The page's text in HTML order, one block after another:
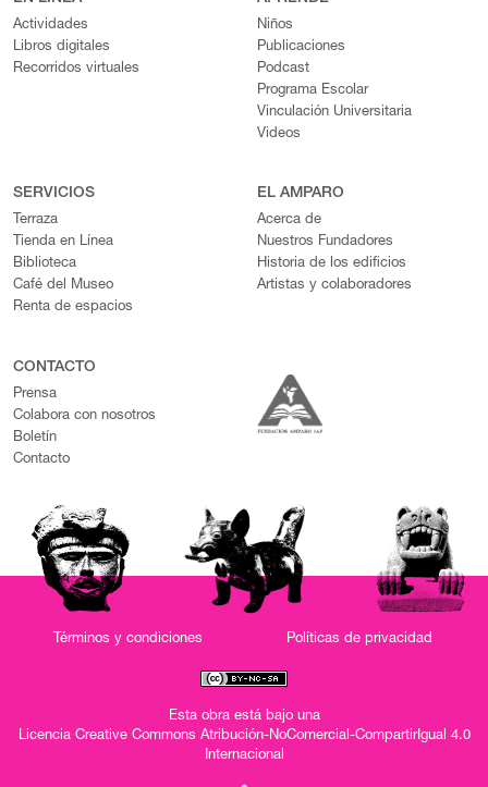
Actividades
Libros digitales
Recorridos virtuales
Niños
Publicaciones
Podcast
Programa Escolar
Vinculación Universitaria
Videos
SERVICIOS
Terraza
Tienda en Línea
Biblioteca
Café del Museo
Renta de espacios
EL AMPARO
Acerca de
Nuestros Fundadores
Historia de los edificios
Artistas y colaboradores
CONTACTO
Prensa
Colabora con nosotros
Boletín
Contacto
Términos y condiciones Políticas de privacidad
Esta obra está bajo una
Licencia Creative Commons Atribución-NoComercial-CompartirIgual 4.0
Internacional